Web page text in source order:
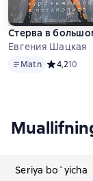
Стерва в
Евгения Шацкая
MatnMatn Средний
4,210
Seriya bo`yicha